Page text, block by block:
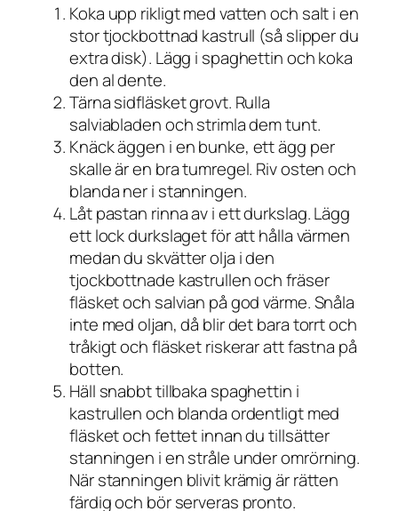
Koka upp rikligt med vatten och salt i en
stor tjockbottnad kastrull (så slipper du
extra disk). Lägg i spaghettin och koka
den al dente.
Tärna sidfläsket grovt. Rulla
salviabladen och strimla dem tunt.
Knäck äggen i en bunke, ett ägg per
skalle är en bra tumregel. Riv osten och
blanda ner i stanningen.
Låt pastan rinna av i ett durkslag. Lägg
ett lock durkslaget för att hålla värmen
medan du skvätter olja i den
tjockbottnade kastrullen och fräser
fläsket och salvian på god värme. Snåla
inte med oljan, då blir det bara torrt och
tråkigt och fläsket riskerar att fastna på
botten.
Häll snabbt tillbaka spaghettin i
kastrullen och blanda ordentligt med
fläsket och fettet innan du tillsätter
stanningen i en stråle under omrörning.
När stanningen blivit krämig är rätten
färdig och bör serveras pronto.